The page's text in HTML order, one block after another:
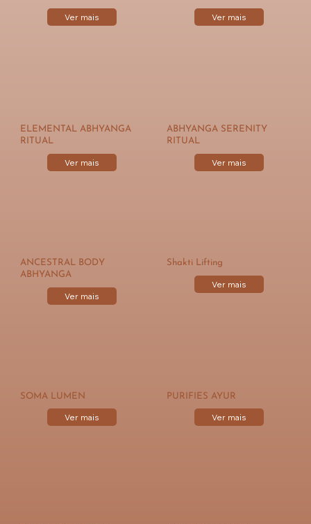
Ver mais Ver mais
ELEMENTAL ABHYANGA
RITUAL
Ver mais
ABHYANGA SERENITY
RITUAL
Ver mais
ANCESTRAL BODY
ABHYANGA
Ver mais
Shakti Lifting
Ver mais
SOMA LUMEN
Ver mais
PURIFIES AYUR
Ver mais